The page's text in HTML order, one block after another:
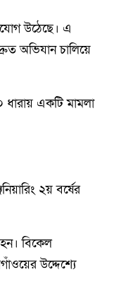
উঠেছে। এ
অভিযান চালিয়ে
একটি মামলা
২য় বর্ষের
বিকেল
উদ্দেশ্যে